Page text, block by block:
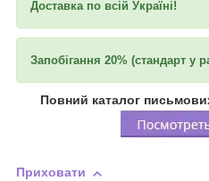
Доставка по всій Україні!
Запобігання 20% (стандарт у
Повний каталог
Приховати